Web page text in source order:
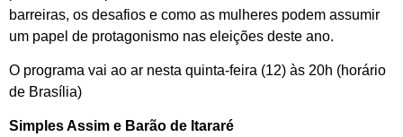
barreiras, os desafios e como as mulheres podem assumir
um papel de protagonismo nas eleições deste ano.
O programa vai ao ar nesta quinta-feira (12) às 20h (horário
de Brasília)
Simples Assim e Barão de Itararé